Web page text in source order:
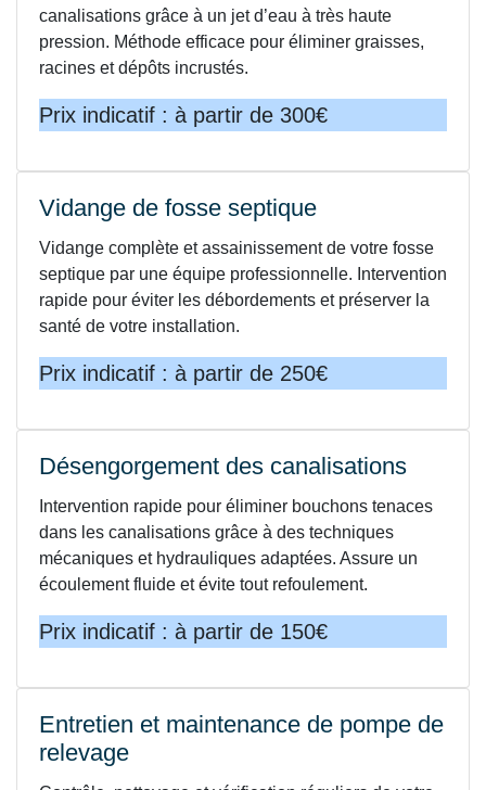
canalisations grâce à un jet d’eau à très haute
pression. Méthode efficace pour éliminer graisses,
racines et dépôts incrustés.
Prix indicatif : à partir de 300€
Vidange de fosse septique
Vidange complète et assainissement de votre fosse
septique par une équipe professionnelle. Intervention
rapide pour éviter les débordements et préserver la
santé de votre installation.
Prix indicatif : à partir de 250€
Désengorgement des canalisations
Intervention rapide pour éliminer bouchons tenaces
dans les canalisations grâce à des techniques
mécaniques et hydrauliques adaptées. Assure un
écoulement fluide et évite tout refoulement.
Prix indicatif : à partir de 150€
Entretien et maintenance de pompe de
relevage